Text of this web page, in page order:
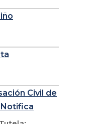
Civil de